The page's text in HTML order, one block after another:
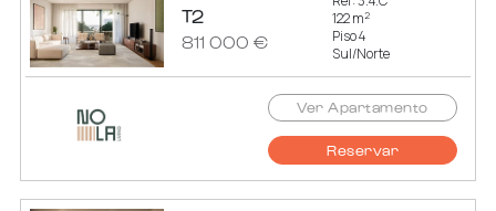
T2
811 000 €
122 m2
Piso 4
Sul/Norte
Ver Apartamento
Reservar